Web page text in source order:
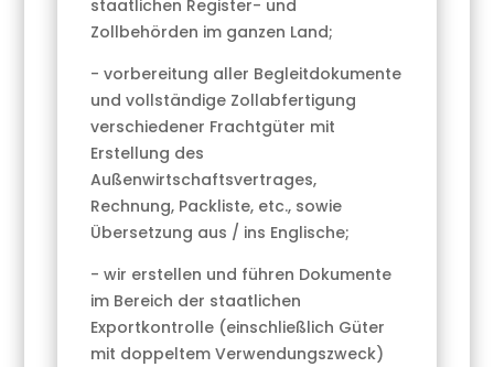
staatlichen Register- und
Zollbehörden im ganzen Land;
- vorbereitung aller Begleitdokumente
und vollständige Zollabfertigung
verschiedener Frachtgüter mit
Erstellung des
Außenwirtschaftsvertrages,
Rechnung, Packliste, etc., sowie
Übersetzung aus / ins Englische;
- wir erstellen und führen Dokumente
im Bereich der staatlichen
Exportkontrolle (einschließlich Güter
mit doppeltem Verwendungszweck)